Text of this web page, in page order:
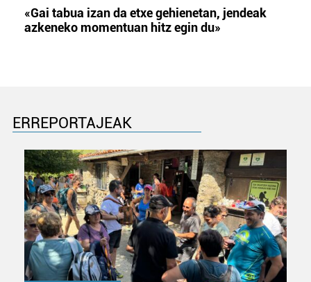
«Gai tabua izan da etxe gehienetan, jendeak
azkeneko momentuan hitz egin du»
ERREPORTAJEAK